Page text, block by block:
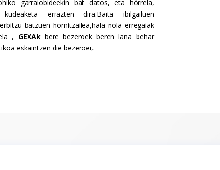
garraiobideekin bat datos, eta hórrela,
errazten dira.Baita ibilgailuen
batzuen hornitzailea,hala nola erregaiak
, GEXAkbere bezeroek beren lana behar
eskaintzen die bezeroei,.